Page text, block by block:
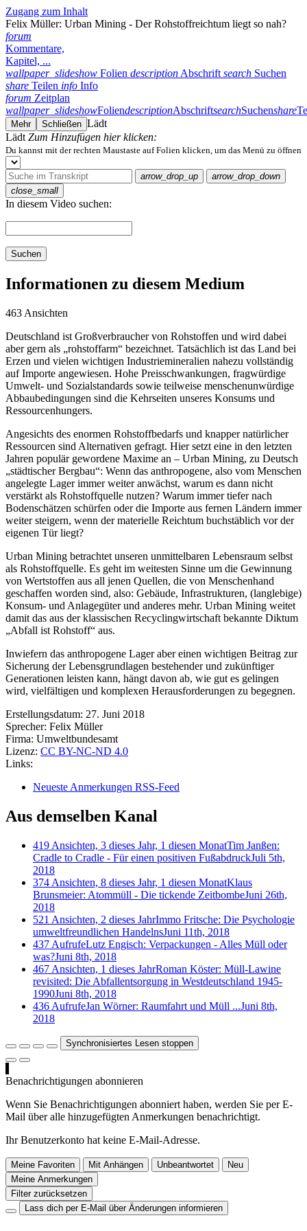
Zugang zum Inhalt
Felix Müller: Urban Mining - Der Rohstoffreichtum liegt so nah?
forum
Kommentare,
Kapitel, ...
wallpaper_slideshow Folien description Abschrift search Suchen
share Teilen info Info
forum Zeitplan
wallpaper_slideshowFoliendescriptionAbschriftsearchSuchenshare
Mehr Schließen Lädt
Lädt Zum Hinzufügen hier klicken:
Du kannst mit der rechten Maustaste auf Folien klicken, um das Menü zu öffnen
arrow_drop_up
arrow_drop_down
close_small
In diesem Video suchen:
Suchen
Informationen zu diesem Medium
463 Ansichten
Deutschland ist Großverbraucher von Rohstoffen und wird dabei
aber gern als „rohstoffarm“ bezeichnet. Tatsächlich ist das Land bei
Erzen und vielen wichtigen Industriemineralien nahezu vollständig
auf Importe angewiesen. Hohe Preisschwankungen, fragwürdige
Umwelt- und Sozialstandards sowie teilweise menschenunwürdige
Abbaubedingungen sind die Kehrseiten unseres Konsums und
Ressourcenhungers.
Angesichts des enormen Rohstoffbedarfs und knapper natürlicher
Ressourcen sind Alternativen gefragt. Hier setzt eine in den letzten
Jahren populär gewordene Maxime an – Urban Mining, zu Deutsch
„städtischer Bergbau“: Wenn das anthropogene, also vom Menschen
angelegte Lager immer weiter anwächst, warum es dann nicht
verstärkt als Rohstoffquelle nutzen? Warum immer tiefer nach
Bodenschätzen schürfen oder die Importe aus fernen Ländern immer
weiter steigern, wenn der materielle Reichtum buchstäblich vor der
eigenen Tür liegt?
Urban Mining betrachtet unseren unmittelbaren Lebensraum selbst
als Rohstoffquelle. Es geht im weitesten Sinne um die Gewinnung
von Wertstoffen aus all jenen Quellen, die von Menschenhand
geschaffen worden sind, also: Gebäude, Infrastrukturen, (langlebige)
Konsum- und Anlagegüter und anderes mehr. Urban Mining weitet
damit das aus der klassischen Recyclingwirtschaft bekannte Diktum
„Abfall ist Rohstoff“ aus.
Inwiefern das anthropogene Lager aber einen wichtigen Beitrag zur
Sicherung der Lebensgrundlagen bestehender und zukünftiger
Generationen leisten kann, hängt davon ab, wie gut es gelingen
wird, vielfältigen und komplexen Herausforderungen zu begegnen.
Erstellungsdatum: 27. Juni 2018
Sprecher: Felix Müller
Firma: Umweltbundesamt
Lizenz: CC BY-NC-ND 4.0
Links:
Neueste Anmerkungen RSS-Feed
Aus demselben Kanal
419 Ansichten, 3 dieses Jahr, 1 diesen MonatTim Janßen:
Cradle to Cradle - Für einen positiven FußabdruckJuli 5th,
2018
374 Ansichten, 8 dieses Jahr, 1 diesen MonatKlaus
Brunsmeier: Atommüll - Die tickende ZeitbombeJuni 26th,
2018
521 Ansichten, 2 dieses JahrImmo Fritsche: Die Psychologie
umweltfreundlichen HandelnsJuni 11th, 2018
437 AufrufeLutz Engisch: Verpackungen - Alles Müll oder
was?Juni 8th, 2018
467 Ansichten, 1 dieses JahrRoman Köster: Müll-Lawine
revisited: Die Abfallentsorgung in Westdeutschland 1945-
1990Juni 8th, 2018
436 AufrufeJan Wörner: Raumfahrt und Müll ...Juni 8th,
2018
Synchronisiertes Lesen stoppen
Benachrichtigungen abonnieren
Wenn Sie Benachrichtigungen abonniert haben, werden Sie per E-
Mail über alle hinzugefügten Anmerkungen benachrichtigt.
Ihr Benutzerkonto hat keine E-Mail-Adresse.
Meine Favoriten Mit Anhängen Unbeantwortet
Neu
Meine Anmerkungen
Filter zurücksetzen
Lass dich per E-Mail über Änderungen informieren